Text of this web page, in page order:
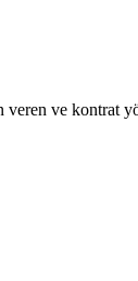
ve kontrat